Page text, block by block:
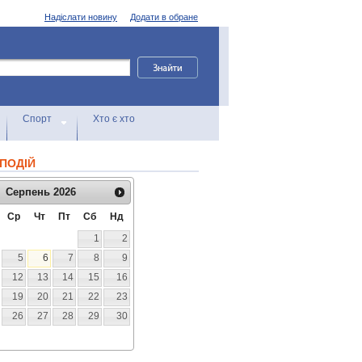
Додати в обране
Надіслати новину
Спорт Хто є хто
Серпень 2026
Ср Чт Пт Сб
Нд
1
2
5 6 7 8
9
12 13 14 15
16
19 20 21 22
23
26 27 28 29
30